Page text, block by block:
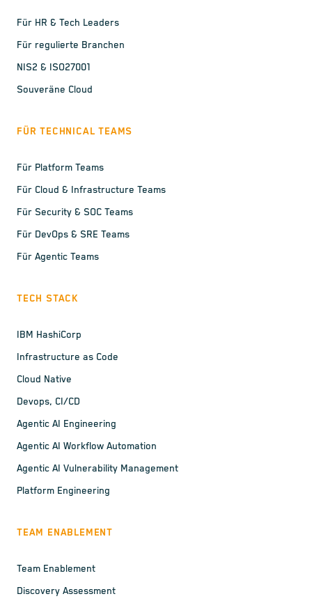
Für HR & Tech Leaders
Für regulierte Branchen
NIS2 & ISO27001
Souveräne Cloud
FÜR TECHNICAL TEAMS
Für Platform Teams
Für Cloud & Infrastructure Teams
Für Security & SOC Teams
Für DevOps & SRE Teams
Für Agentic Teams
TECH STACK
IBM HashiCorp
Infrastructure as Code
Cloud Native
Devops, CI/CD
Agentic AI Engineering
Agentic AI Workflow Automation
Agentic AI Vulnerability Management
Platform Engineering
TEAM ENABLEMENT
Team Enablement
Discovery Assessment